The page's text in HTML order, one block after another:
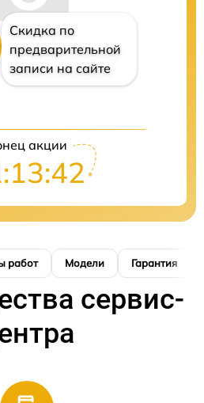
Скидка по
предварительной
записи на сайте
акции
работ Модели Гарантия
сервис-